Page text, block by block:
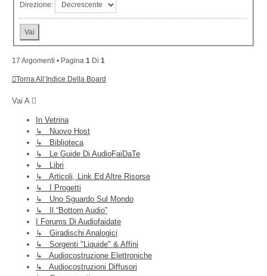
Direzione:
17 Argomenti • Pagina 1 Di 1
Torna All’Indice Della Board
Vai A
In Vetrina
↳ Nuovo Host
↳ Biblioteca
↳ Le Guide Di AudioFaiDaTe
↳ Libri
↳ Articoli, Link Ed Altre Risorse
↳ I Progetti
↳ Uno Sguardo Sul Mondo
↳ Il “Bottom Audio”
I Forums Di Audiofaidate
↳ Giradischi Analogici
↳ Sorgenti "liquide" & Affini
↳ Audiocostruzione Elettroniche
↳ Audiocostruzioni Diffusori